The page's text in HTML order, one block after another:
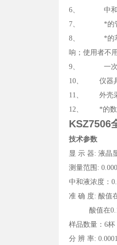
6、 中和液浓
7、 *的管路“
8、 *的萃取
响；使用者不
9、 一次6杯
10、 仪器具
11、 外壳采
12、 *的数据
KSZ7506
技术参数
显 示 器: 液晶
测量范围:
中和液浓度：
准 确 度: 酸值
酸值在0.1～
样品数量：6杯
分 辨 率: